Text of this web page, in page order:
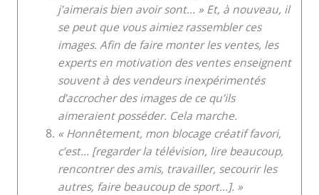
j’aimerais bien avoir sont… » Et, à nouveau, il
se peut que vous aimiez rassembler ces
images. Afin de faire monter les ventes, les
experts en motivation des ventes enseignent
souvent à des vendeurs inexpérimentés
d’accrocher des images de ce qu’ils
aimeraient posséder. Cela marche.
« Honnêtement, mon blocage créatif favori,
c’est… [regarder la télévision, lire beaucoup,
rencontrer des amis, travailler, secourir les
autres, faire beaucoup de sport…]. »